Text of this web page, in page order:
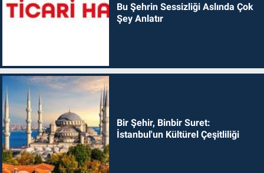
Bu Şehrin Sessizliği Aslında Çok
Şey Anlatır
Bir Şehir, Binbir Suret:
İstanbul'un Kültürel Çeşitliliği